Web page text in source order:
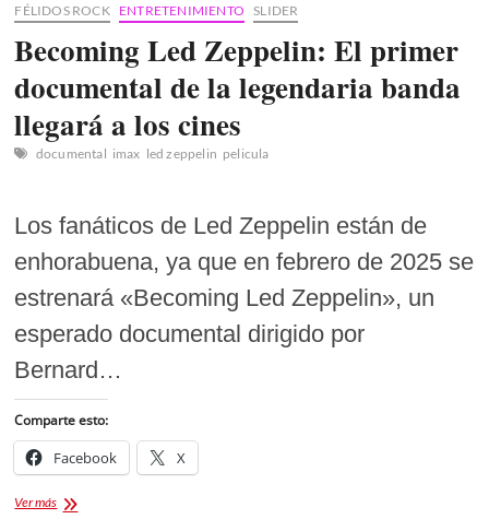
FÉLIDOS ROCK ENTRETENIMIENTO SLIDER
Becoming Led Zeppelin: El primer
documental de la legendaria banda
llegará a los cines
documental imax led zeppelin pelicula
Los fanáticos de Led Zeppelin están de
enhorabuena, ya que en febrero de 2025 se
estrenará «Becoming Led Zeppelin», un
esperado documental dirigido por
Bernard…
Comparte esto:
Facebook X
Ver másBecoming